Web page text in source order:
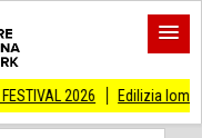
Edilizia lombarda, CNA: